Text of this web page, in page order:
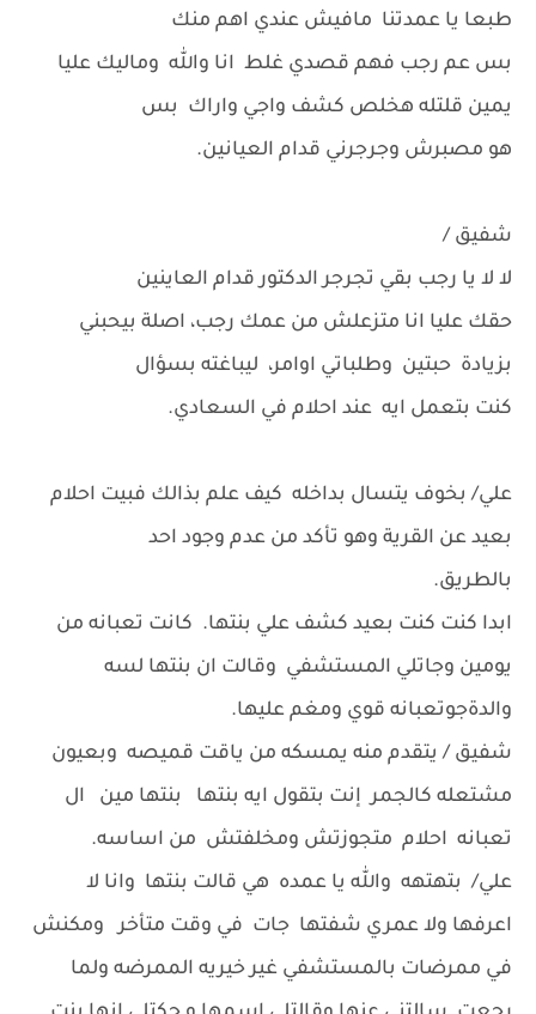
طبعا يا عمدتنا مافيش عندي اهم منك
بس عم رجب فهم قصدي غلط انا والله وماليك عليا
يمين قلتله هخلص كشف واجي واراك بس
هو مصبرش وجرجرني قدام العيانين.
شفيق /
لا لا يا رجب بقي تجرجر الدكتور قدام العاينين
حقك عليا انا متزعلش من عمك رجب، اصلة بيحبني
بزيادة حبتين وطلباتي اوامر، ليباغته بسؤال
كنت بتعمل ايه عند احلام في السعادي.
علي/ بخوف يتسال بداخله كيف علم بذالك فبيت احلام
بعيد عن القرية وهو تأكد من عدم وجود احد
بالطريق.
ابدا كنت كنت بعيد كشف علي بنتها. كانت تعبانه من
يومين وجاتلي المستشفي وقالت ان بنتها لسه
والدةجوتعبانه قوي ومغم عليها.
شفيق / يتقدم منه يمسكه من ياقت قميصه وبعيون
مشتعله كالجمر إنت بتقول ايه بنتها بنتها مين ال
تعبانه احلام متجوزتش ومخلفتش من اساسه.
علي/ بتهتهه والله يا عمده هي قالت بنتها وانا لا
اعرفها ولا عمري شفتها جات في وقت متأخر ومكنش
في ممرضات بالمستشفي غير خيريه الممرضه ولما